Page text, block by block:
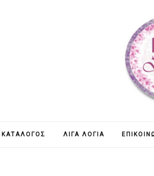
ΚΑΤΆΛΟΓΟΣ ΛΊΓΑ ΛΌΓΙΑ